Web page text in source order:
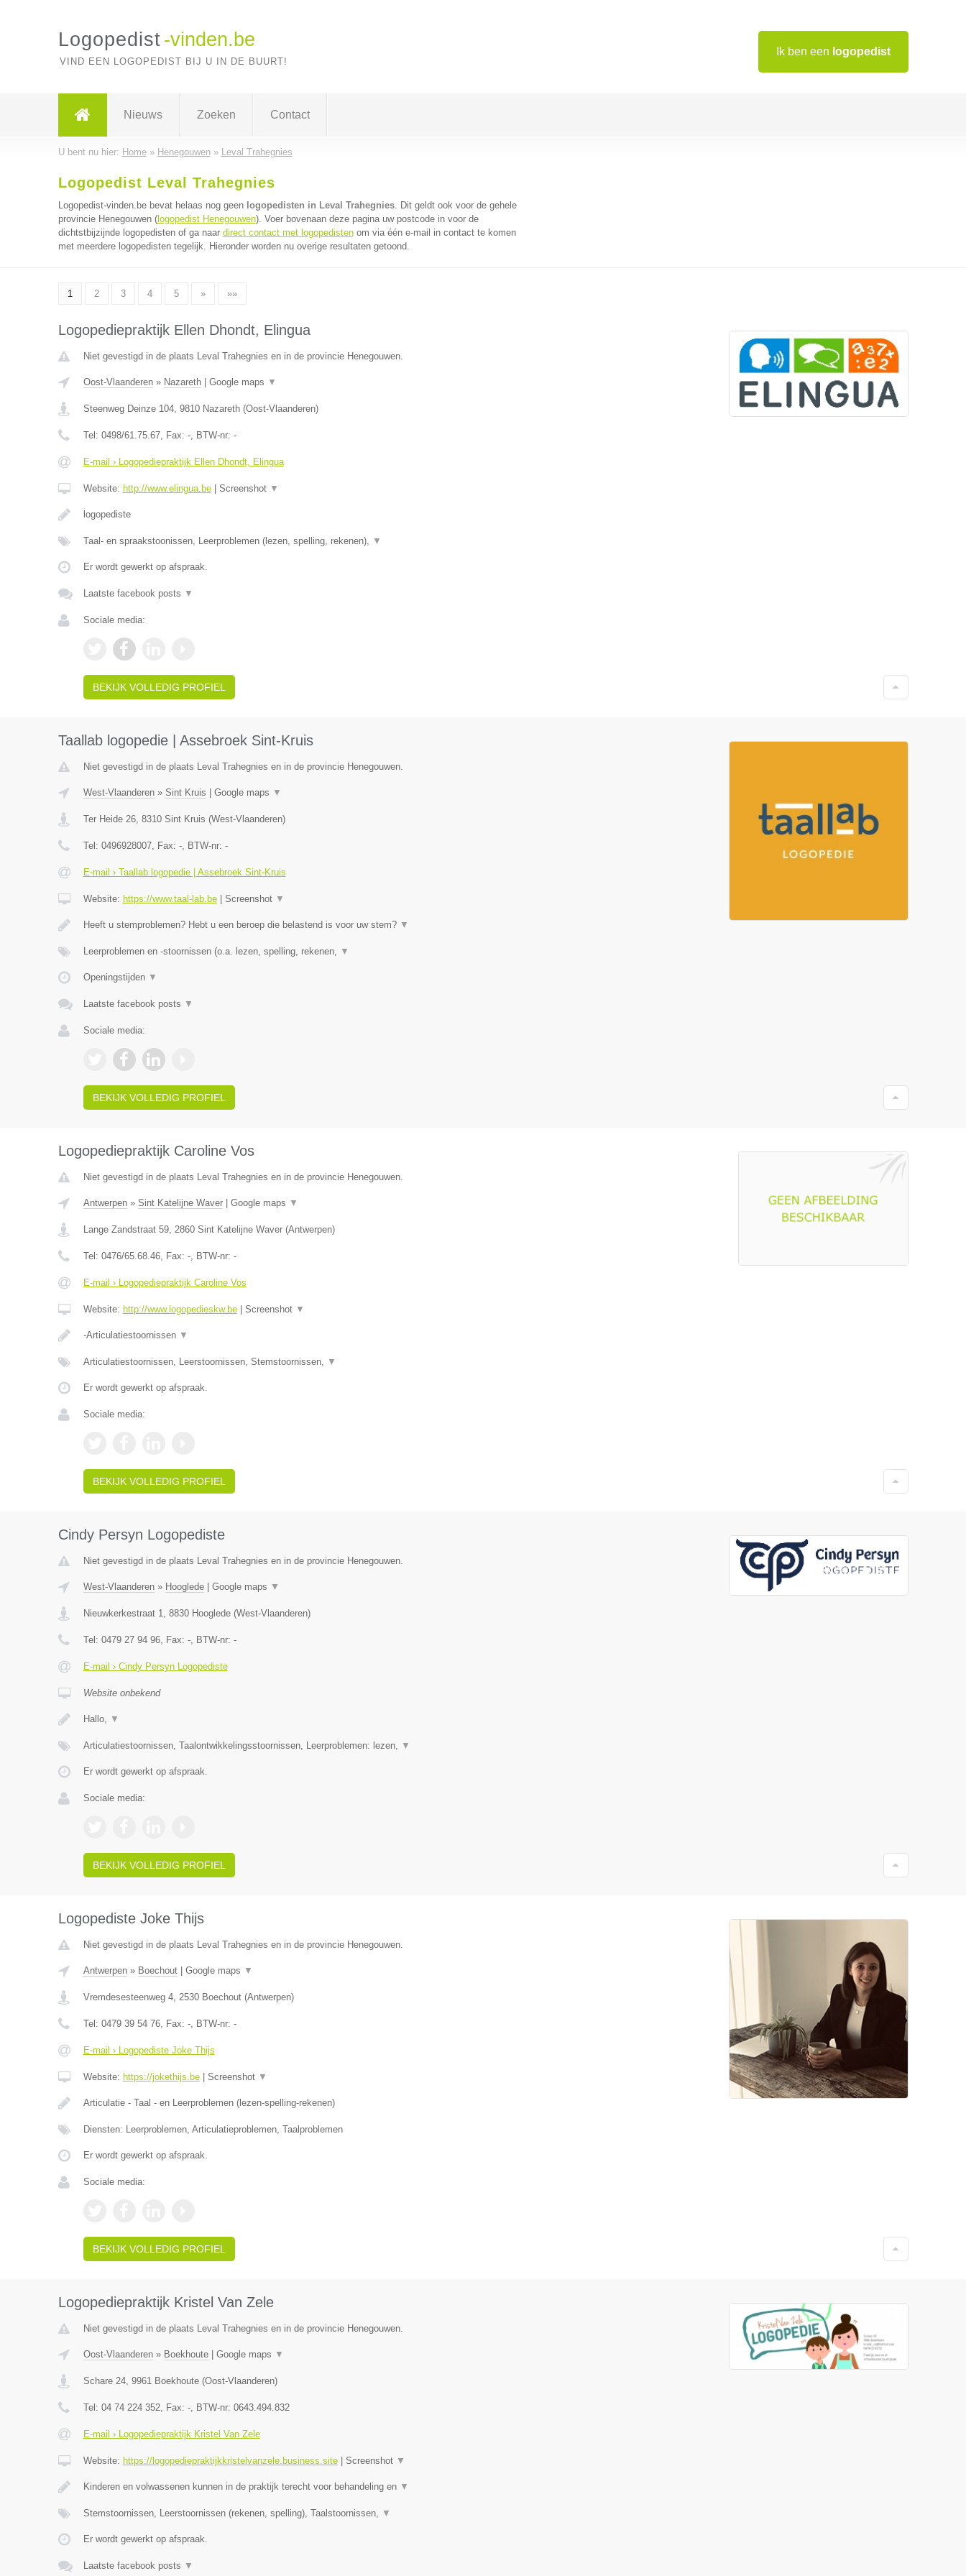
Ik ben een logopedist
Logopedist -vinden.be
VIND EEN LOGOPEDIST BIJ U IN DE BUURT!
Nieuws Zoeken Contact
U bent nu hier: Home» Henegouwen» Leval Trahegnies
Logopedist Leval Trahegnies
Logopedist-vinden.be bevat helaas nog geen logopedisten in Leval Trahegnies. Dit geldt ook voor de gehele
provincie Henegouwen (logopedist Henegouwen). Voer bovenaan deze pagina uw postcode in voor de
dichtstbijzijnde logopedisten of ga naar direct contact met logopedistenom via één e-mail in contact te komen
met meerdere logopedisten tegelijk. Hieronder worden nu overige resultaten getoond.
1 2 3 4 5 » »»
Logopediepraktijk Ellen Dhondt, Elingua
Niet gevestigd in de plaats Leval Trahegnies en in de provincie Henegouwen.
Oost-Vlaanderen» Nazareth| Google maps ▼
Steenweg Deinze 104, 9810 Nazareth(Oost-Vlaanderen)
Tel: 0498/61.75.67, Fax: -, BTW-nr: -
E-mail › Logopediepraktijk Ellen Dhondt, Elingua
Website: http://www.elingua.be| Screenshot ▼
logopediste
Taal- en spraakstoonissen, Leerproblemen (lezen, spelling, rekenen), ▼
Er wordt gewerkt op afspraak.
Laatste facebook posts ▼
Sociale media:
BEKIJK VOLLEDIG PROFIEL
Taallab logopedie | Assebroek Sint-Kruis
Niet gevestigd in de plaats Leval Trahegnies en in de provincie Henegouwen.
West-Vlaanderen» Sint Kruis Google maps ▼
Ter Heide 26, 8310 Sint Kruis (West-Vlaanderen)
Tel: 0496928007, Fax: -, BTW-nr: -
E-mail › Taallab logopedie | Assebroek Sint-Kruis
Website: https://www.taal-lab.be| Screenshot ▼
Heeft u stemproblemen? Hebt u een beroep die belastend is voor uw stem? ▼
Leerproblemen en -stoornissen (o.a. lezen, spelling, rekenen, ▼
Openingstijden ▼
Laatste facebook posts ▼
Sociale media:
BEKIJK VOLLEDIG PROFIEL
Logopediepraktijk Caroline Vos
Niet gevestigd in de plaats Leval Trahegnies en in de provincie Henegouwen.
Antwerpen» Sint Katelijne Waver| Google maps ▼
Lange Zandstraat 59, 2860 Sint Katelijne Waver(Antwerpen)
Tel: 0476/65.68.46, Fax: -, BTW-nr: -
E-mail › Logopediepraktijk Caroline Vos
Website: http://www.logopedieskw.be| Screenshot ▼
-Articulatiestoornissen ▼
Articulatiestoornissen, Leerstoornissen, Stemstoornissen, ▼
Er wordt gewerkt op afspraak.
Sociale media:
BEKIJK VOLLEDIG PROFIEL
Cindy Persyn Logopediste
Niet gevestigd in de plaats Leval Trahegnies en in de provincie Henegouwen.
West-Vlaanderen» Hooglede| Google maps ▼
Nieuwkerkestraat 1, 8830 Hooglede(West-Vlaanderen)
Tel: 0479 27 94 96, Fax: -, BTW-nr: -
E-mail › Cindy Persyn Logopediste
Website onbekend
Hallo, ▼
Articulatiestoornissen, Taalontwikkelingsstoornissen, Leerproblemen: lezen, ▼
Er wordt gewerkt op afspraak.
Sociale media:
BEKIJK VOLLEDIG PROFIEL
Logopediste Joke Thijs
Niet gevestigd in de plaats Leval Trahegnies en in de provincie Henegouwen.
Antwerpen» Boechout| Google maps ▼
Vremdesesteenweg 4, 2530 Boechout(Antwerpen)
Tel: 0479 39 54 76, Fax: -, BTW-nr: -
E-mail › Logopediste Joke Thijs
Website: https://jokethijs.be| Screenshot ▼
Articulatie - Taal - en Leerproblemen (lezen-spelling-rekenen)
Diensten: Leerproblemen, Articulatieproblemen, Taalproblemen
Er wordt gewerkt op afspraak.
Sociale media:
BEKIJK VOLLEDIG PROFIEL
Logopediepraktijk Kristel Van Zele
Niet gevestigd in de plaats Leval Trahegnies en in de provincie Henegouwen.
Oost-Vlaanderen» Boekhoute| Google maps ▼
Schare 24, 9961 Boekhoute(Oost-Vlaanderen)
Tel: 04 74 224 352, Fax: -, BTW-nr: 0643.494.832
E-mail › Logopediepraktijk Kristel Van Zele
Website: https://logopediepraktijkkristelvanzele.business.site| Screenshot ▼
Kinderen en volwassenen kunnen in de praktijk terecht voor behandeling en ▼
Stemstoornissen, Leerstoornissen (rekenen, spelling), Taalstoornissen, ▼
Er wordt gewerkt op afspraak.
Laatste facebook posts ▼